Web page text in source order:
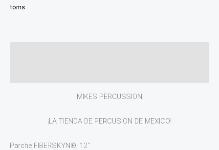
toms
¡MIKES PERCUSSION!
¡LA TIENDA DE PERCUSION DE MEXICO!
Parche FIBERSKYN®, 12″